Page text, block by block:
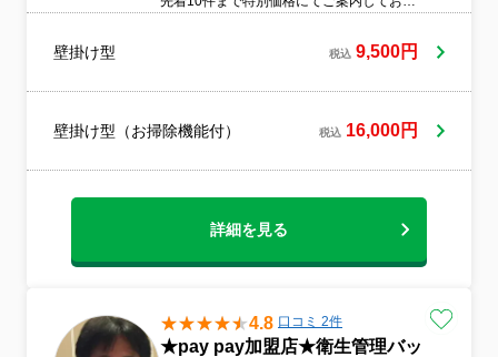
対応いたします。24時間いつでもご相談可
能で、お客様のご要望に柔軟に対応できる
な作業を心がけています。
壁掛け型 税込 9,500円
壁掛け型（お掃除機能付） 税込 16,000円
詳細を見る
4.8 口コミ 2件
★pay pay加盟店★衛生管理バッ